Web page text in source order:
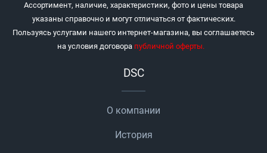
Ассортимент, наличие, характеристики, фото и цены товара
указаны справочно и могут отличаться от фактических.
Пользуясь услугами нашего интернет-магазина, вы соглашаетесь
на условия договора публичной оферты.
DSC
О компании
История